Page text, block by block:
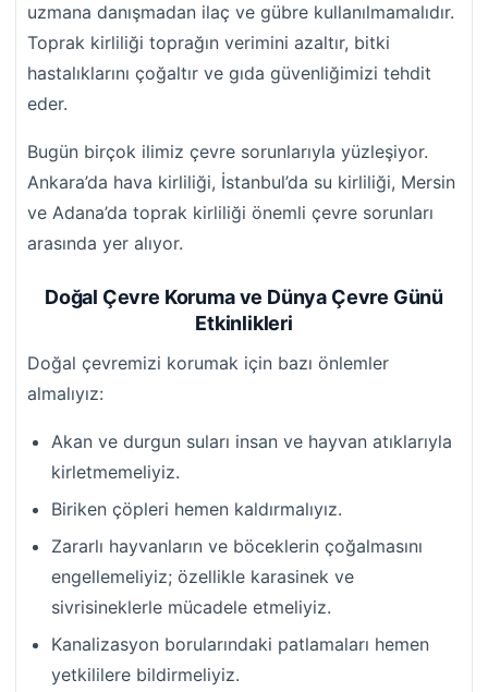
uzmana danışmadan ilaç ve gübre kullanılmamalıdır.
Toprak kirliliği toprağın verimini azaltır, bitki
hastalıklarını çoğaltır ve gıda güvenliğimizi tehdit
eder.
Bugün birçok ilimiz çevre sorunlarıyla yüzleşiyor.
Ankara’da hava kirliliği, İstanbul’da su kirliliği, Mersin
ve Adana’da toprak kirliliği önemli çevre sorunları
arasında yer alıyor.
Doğal Çevre Koruma ve Dünya Çevre Günü
Etkinlikleri
Doğal çevremizi korumak için bazı önlemler
almalıyız:
Akan ve durgun suları insan ve hayvan atıklarıyla
kirletmemeliyiz.
Biriken çöpleri hemen kaldırmalıyız.
Zararlı hayvanların ve böceklerin çoğalmasını
engellemeliyiz; özellikle karasinek ve
sivrisineklerle mücadele etmeliyiz.
Kanalizasyon borularındaki patlamaları hemen
yetkililere bildirmeliyiz.